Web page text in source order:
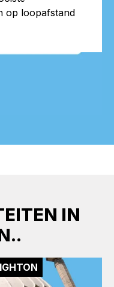
op loopafstand
IN